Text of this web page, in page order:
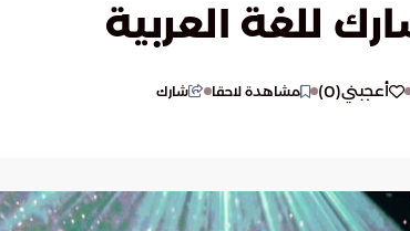
للغة العربية
أعجبني(
0
) مشاهدة لاحقا شارك